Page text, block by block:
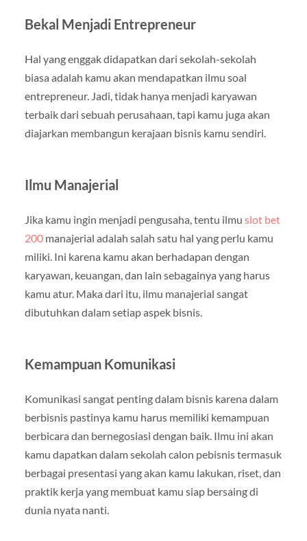
Bekal Menjadi Entrepreneur
Hal yang enggak didapatkan dari sekolah-sekolah
biasa adalah kamu akan mendapatkan ilmu soal
entrepreneur. Jadi, tidak hanya menjadi karyawan
terbaik dari sebuah perusahaan, tapi kamu juga akan
diajarkan membangun kerajaan bisnis kamu sendiri.
Ilmu Manajerial
Jika kamu ingin menjadi pengusaha, tentu ilmu slot bet
200manajerial adalah salah satu hal yang perlu kamu
miliki. Ini karena kamu akan berhadapan dengan
karyawan, keuangan, dan lain sebagainya yang harus
kamu atur. Maka dari itu, ilmu manajerial sangat
dibutuhkan dalam setiap aspek bisnis.
Kemampuan Komunikasi
Komunikasi sangat penting dalam bisnis karena dalam
berbisnis pastinya kamu harus memiliki kemampuan
berbicara dan bernegosiasi dengan baik. Ilmu ini akan
kamu dapatkan dalam sekolah calon pebisnis termasuk
berbagai presentasi yang akan kamu lakukan, riset, dan
praktik kerja yang membuat kamu siap bersaing di
dunia nyata nanti.